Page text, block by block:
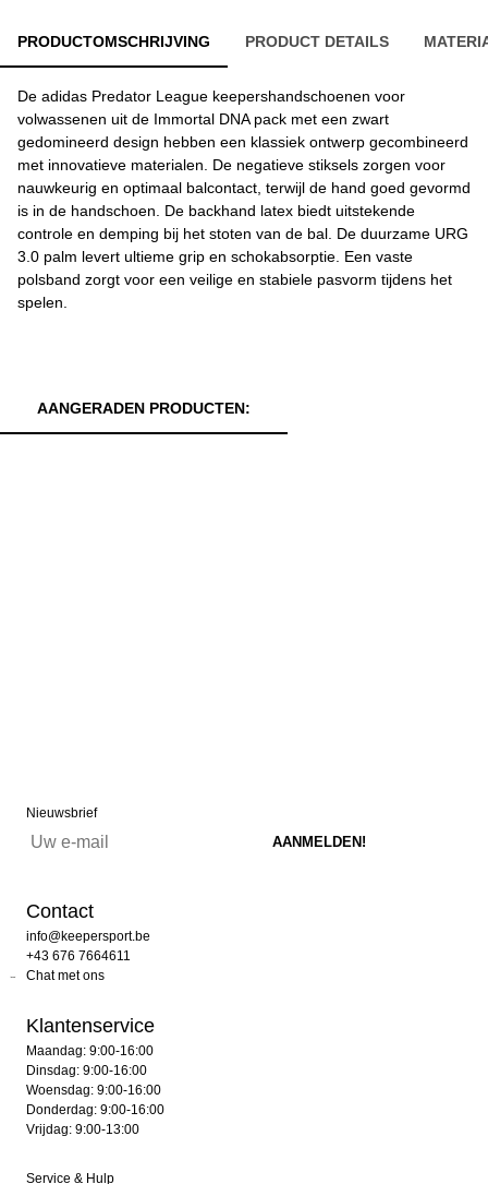
PRODUCTOMSCHRIJVING PRODUCT DETAILS
De adidas Predator League keepershandschoenen voor
volwassenen uit de Immortal DNA pack met een zwart
gedomineerd design hebben een klassiek ontwerp gecombineerd
met innovatieve materialen. De negatieve stiksels zorgen voor
nauwkeurig en optimaal balcontact, terwijl de hand goed gevormd
is in de handschoen. De backhand latex biedt uitstekende
controle en demping bij het stoten van de bal. De duurzame URG
3.0 palm levert ultieme grip en schokabsorptie. Een vaste
polsband zorgt voor een veilige en stabiele pasvorm tijdens het
spelen.
AANGERADEN PRODUCTEN:
Nieuwsbrief
Contact
info@keepersport.be
+43 676 7664611
Chat met ons
Klantenservice
Maandag: 9:00-16:00
Dinsdag: 9:00-16:00
Woensdag: 9:00-16:00
Donderdag: 9:00-16:00
Vrijdag: 9:00-13:00
Service & Hulp